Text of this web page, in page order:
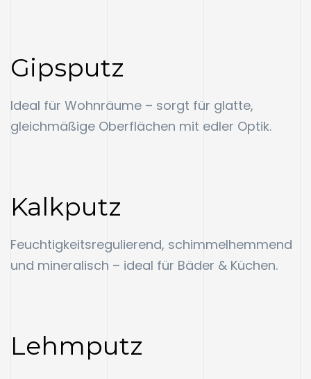
Gipsputz
Ideal für Wohnräume – sorgt für glatte,
gleichmäßige Oberflächen mit edler Optik.
Kalkputz
Feuchtigkeitsregulierend, schimmelhemmend
und mineralisch – ideal für Bäder & Küchen.
Lehmputz